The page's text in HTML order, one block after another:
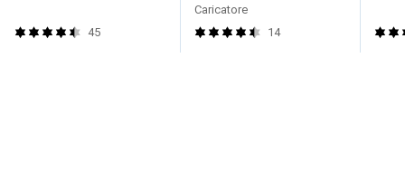
45
Caricatore
14